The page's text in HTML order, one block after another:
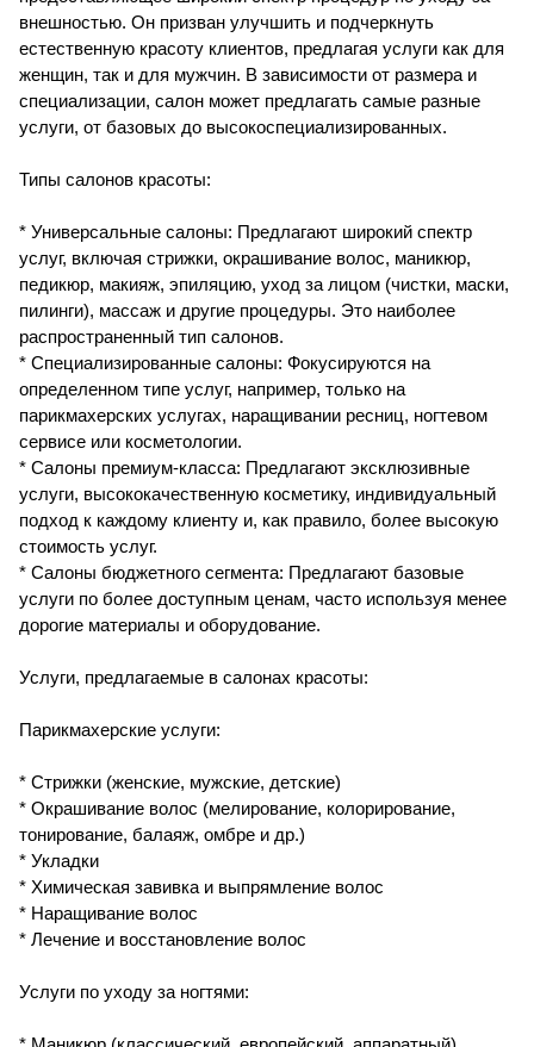
внешностью. Он призван улучшить и подчеркнуть
естественную красоту клиентов, предлагая услуги как для
женщин, так и для мужчин. В зависимости от размера и
специализации, салон может предлагать самые разные
услуги, от базовых до высокоспециализированных.
Типы салонов красоты:
* Универсальные салоны: Предлагают широкий спектр
услуг, включая стрижки, окрашивание волос, маникюр,
педикюр, макияж, эпиляцию, уход за лицом (чистки, маски,
пилинги), массаж и другие процедуры. Это наиболее
распространенный тип салонов.
* Специализированные салоны: Фокусируются на
определенном типе услуг, например, только на
парикмахерских услугах, наращивании ресниц, ногтевом
сервисе или косметологии.
* Салоны премиум-класса: Предлагают эксклюзивные
услуги, высококачественную косметику, индивидуальный
подход к каждому клиенту и, как правило, более высокую
стоимость услуг.
* Салоны бюджетного сегмента: Предлагают базовые
услуги по более доступным ценам, часто используя менее
дорогие материалы и оборудование.
Услуги, предлагаемые в салонах красоты:
Парикмахерские услуги:
* Стрижки (женские, мужские, детские)
* Окрашивание волос (мелирование, колорирование,
тонирование, балаяж, омбре и др.)
* Укладки
* Химическая завивка и выпрямление волос
* Наращивание волос
* Лечение и восстановление волос
Услуги по уходу за ногтями: